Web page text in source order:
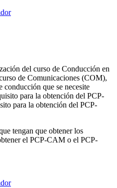
del curso de Conducción en
de Comunicaciones (COM),
que se necesite
para la obtención del PCP-
para la obtención del PCP-
tengan que obtener los
el PCP-CAM o el PCP-